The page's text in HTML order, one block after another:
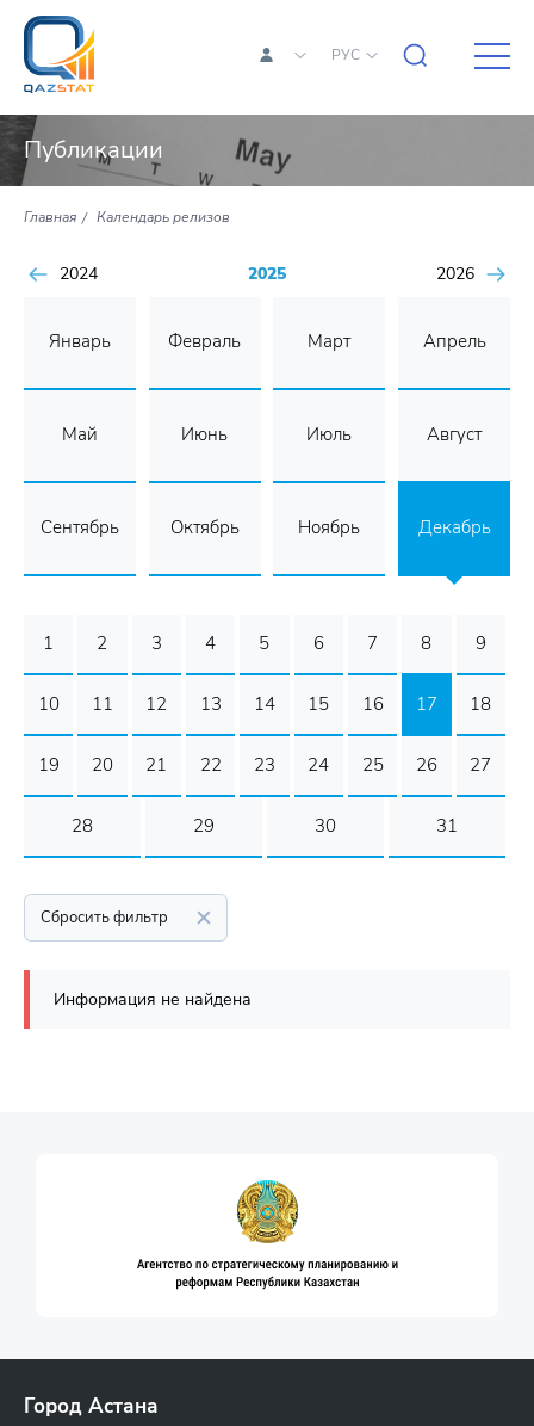
РУС
Публикации
Главная Календарь релизов
2024 2025 2026
Январь Февраль Март Апрель
Май Июнь Июль Август
Сентябрь Октябрь Ноябрь Декабрь
1 2 3 4 5 6 7 8 9
10 11 12 13 14 15 16 17 18
19 20 21 22 23 24 25 26 27
28 29 30 31
Сбросить фильтр
Информация не найдена
Город Астана